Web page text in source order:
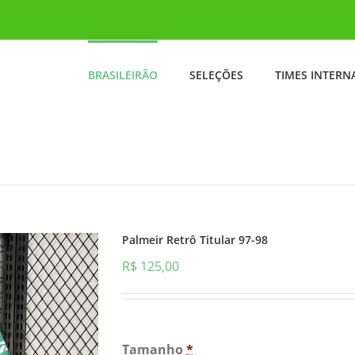
BRASILEIRÃO SELEÇÕES TIMES
Palmeir Retrô Titular 97-98
R$ 125,00
Tamanho *